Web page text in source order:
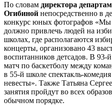
По словам директора
Огибиной непосредственно в
конкурс юных фотографов «Мы
должно привлечь людей на
школах, где располагаются
концерты, организовано 43
воспитанников детсадов. В
матч по баскетболу между
в 55-й школе спектакль-
невесты». Также Татьяна
занятия пройдут во всех
обычном порядке.